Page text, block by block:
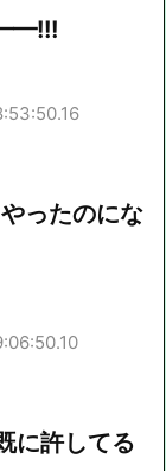
ったのにな
に許してる